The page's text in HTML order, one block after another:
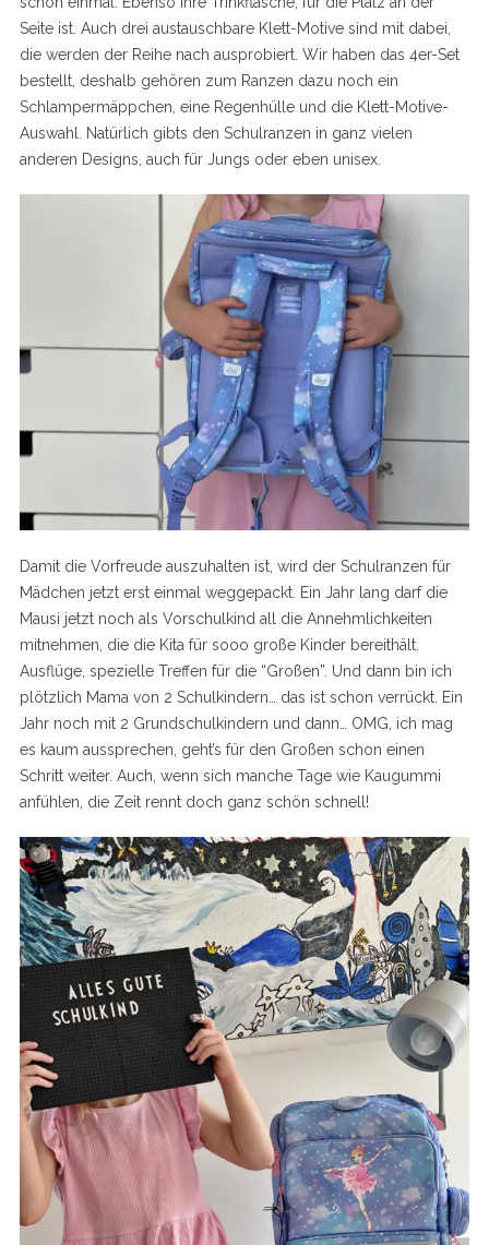
Seite ist. Auch drei austauschbare Klett-Motive sind mit dabei,
die werden der Reihe nach ausprobiert. Wir haben das 4er-Set
bestellt, deshalb gehören zum Ranzen dazu noch ein
Schlampermäppchen, eine Regenhülle und die Klett-Motive-
Auswahl. Natürlich gibts den Schulranzen in ganz vielen
anderen Designs, auch für Jungs oder eben unisex.
Damit die Vorfreude auszuhalten ist, wird der Schulranzen für
Mädchen jetzt erst einmal weggepackt. Ein Jahr lang darf die
Mausi jetzt noch als Vorschulkind all die Annehmlichkeiten
mitnehmen, die die Kita für sooo große Kinder bereithält.
Ausflüge, spezielle Treffen für die “Großen”. Und dann bin ich
plötzlich Mama von 2 Schulkindern… das ist schon verrückt. Ein
Jahr noch mit 2 Grundschulkindern und dann… OMG, ich mag
es kaum aussprechen, geht’s für den Großen schon einen
Schritt weiter. Auch, wenn sich manche Tage wie Kaugummi
anfühlen, die Zeit rennt doch ganz schön schnell!